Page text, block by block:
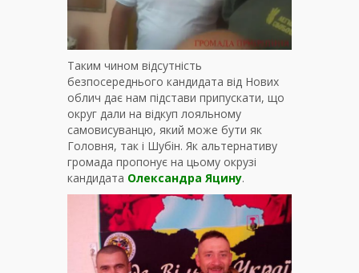
Таким чином відсутність
безпосереднього кандидата від Нових
облич дає нам підстави припускати, що
округ дали на відкуп лояльному
самовисуванцю, який може бути як
Головня, так і Шубін. Як альтернативу
громада пропонує на цьому окрузі
кандидата Олександра Яцину.